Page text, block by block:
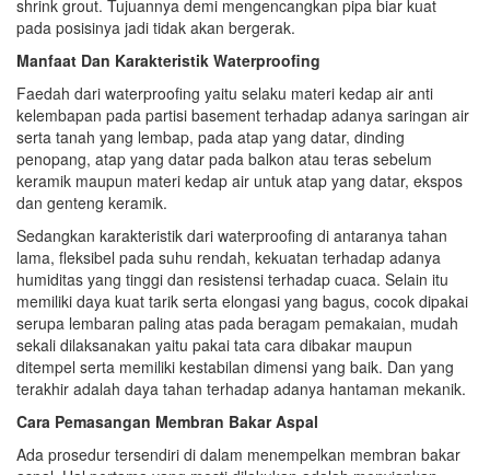
shrink grout. Tujuannya demi mengencangkan pipa biar kuat
pada posisinya jadi tidak akan bergerak.
Manfaat Dan Karakteristik Waterproofing
Faedah dari waterproofing yaitu selaku materi kedap air anti
kelembapan pada partisi basement terhadap adanya saringan air
serta tanah yang lembap, pada atap yang datar, dinding
penopang, atap yang datar pada balkon atau teras sebelum
keramik maupun materi kedap air untuk atap yang datar, ekspos
dan genteng keramik.
Sedangkan karakteristik dari waterproofing di antaranya tahan
lama, fleksibel pada suhu rendah, kekuatan terhadap adanya
humiditas yang tinggi dan resistensi terhadap cuaca. Selain itu
memiliki daya kuat tarik serta elongasi yang bagus, cocok dipakai
serupa lembaran paling atas pada beragam pemakaian, mudah
sekali dilaksanakan yaitu pakai tata cara dibakar maupun
ditempel serta memiliki kestabilan dimensi yang baik. Dan yang
terakhir adalah daya tahan terhadap adanya hantaman mekanik.
Cara Pemasangan Membran Bakar Aspal
Ada prosedur tersendiri di dalam menempelkan membran bakar